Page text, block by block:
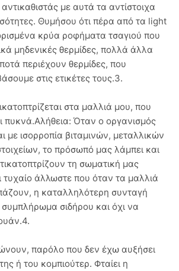
με αυτά τα αντίστοιχα
Θυμήσου ότι πέρα από τα light
κρύα ροφήματα τσαγιού που
μηδενικές θερμίδες, πολλά άλλα
περιέχουν θερμίδες, που
στις ετικέτες τους.3.
στα μαλλιά μου, που
πυκνά.Αλήθεια: Όταν ο οργανισμός
με ισορροπία βιταμινών, μεταλλικών
το πρόσωπό μας λάμπει και
τη σωματική μας
τυχαίο άλλωστε που όταν τα μαλλιά
η καταλληλότερη συνταγή
σιδήρου και όχι να
παρόλο που δεν έχω αυξήσει
ή του κομπιούτερ. Φταίει η